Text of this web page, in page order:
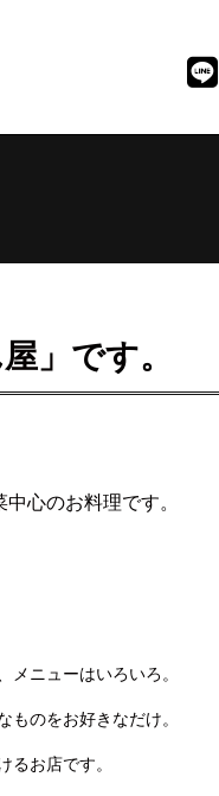
」です。
心のお料理です。
ニューはいろいろ。
のをお好きなだけ。
お店です。